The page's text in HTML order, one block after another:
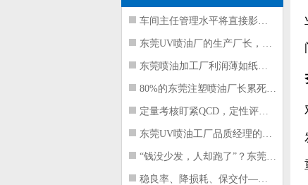
车间主任管理水平将直接影响东莞注塑件
东莞UV喷油厂的生产厂长，到底在给工
东莞喷油加工厂利润薄如纸？这四项基本
80%的东莞注塑喷油厂长累死累活，利
定量考核盯紧QCD，定性评价看好配合
东莞UV喷油工厂品质经理的四项核心管
“钱没少发，人却跑了”？东莞注塑喷油
稳良率、降损耗、保交付——东莞这家U